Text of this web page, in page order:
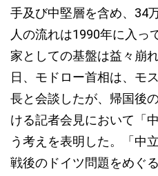
手及び中堅層を含め、34
人の流れは1990年に入っ
家としての基盤は益々崩
日、モドロー首相は、モ
長と会談したが、帰国後
ける記者会見において「
う考えを表明した。「中
戦後のドイツ問題をめぐ